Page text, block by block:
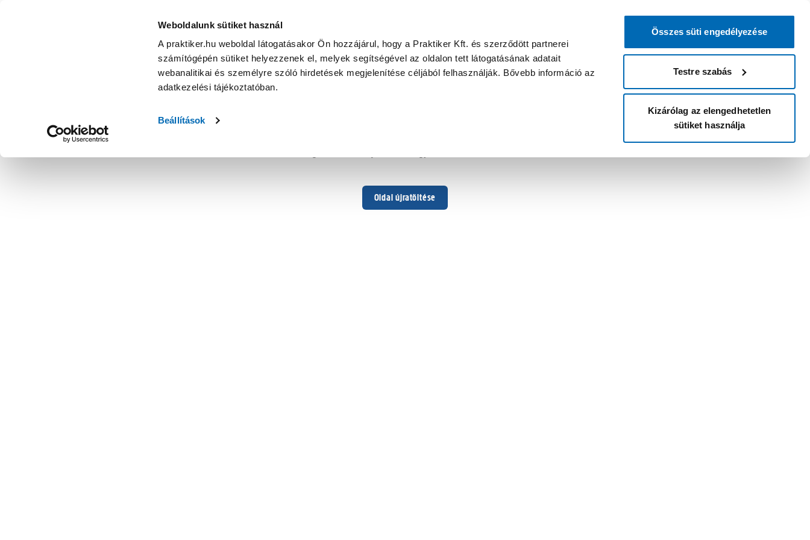
Weboldalunk sütiket használ
A praktiker.hu weboldal látogatásakor Ön hozzájárul, hogy a Praktiker Kft. és szerződött partnerei
számítógépén sütiket helyezzenek el, melyek segítségével az oldalon tett látogatásának adatait
webanalitikai és személyre szóló hirdetések megjelenítése céljából felhasználják. Bővebb információ az
adatkezelési tájékoztatóban.
Beállítások
Összes süti engedélyezése
Testre szabás
Kizárólag az elengedhetetlen
sütiket használja
Oldal újratöltése